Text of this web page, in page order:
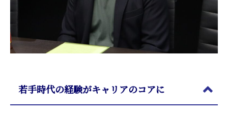
若手時代の経験がキャリアのコアに